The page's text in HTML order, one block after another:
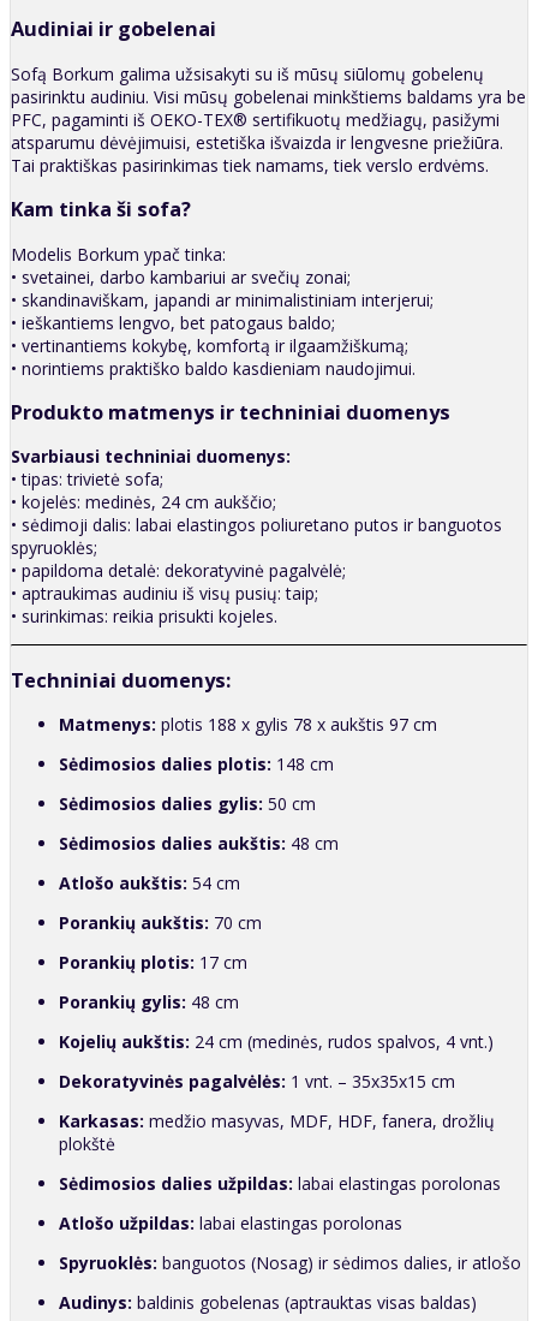
Audiniai ir gobelenai
Sofą Borkum galima užsisakyti su iš mūsų siūlomų gobelenų
pasirinktu audiniu. Visi mūsų gobelenai minkštiems baldams yra be
PFC, pagaminti iš OEKO-TEX® sertifikuotų medžiagų, pasižymi
atsparumu dėvėjimuisi, estetiška išvaizda ir lengvesne priežiūra.
Tai praktiškas pasirinkimas tiek namams, tiek verslo erdvėms.
Kam tinka ši sofa?
Modelis Borkum ypač tinka:
• svetainei, darbo kambariui ar svečių zonai;
• skandinaviškam, japandi ar minimalistiniam interjerui;
• ieškantiems lengvo, bet patogaus baldo;
• vertinantiems kokybę, komfortą ir ilgaamžiškumą;
• norintiems praktiško baldo kasdieniam naudojimui.
Produkto matmenys ir techniniai duomenys
Svarbiausi techniniai duomenys:
• tipas: trivietė sofa;
• kojelės: medinės, 24 cm aukščio;
• sėdimoji dalis: labai elastingos poliuretano putos ir banguotos
spyruoklės;
• papildoma detalė: dekoratyvinė pagalvėlė;
• aptraukimas audiniu iš visų pusių: taip;
• surinkimas: reikia prisukti kojeles.
Techniniai duomenys:
Matmenys: plotis 188 x gylis 78 x aukštis 97 cm
Sėdimosios dalies plotis: 148 cm
Sėdimosios dalies gylis: 50 cm
Sėdimosios dalies aukštis: 48 cm
Atlošo aukštis: 54 cm
Porankių aukštis: 70 cm
Porankių plotis: 17 cm
Porankių gylis: 48 cm
Kojelių aukštis: 24 cm (medinės, rudos spalvos, 4 vnt.)
Dekoratyvinės pagalvėlės: 1 vnt. – 35x35x15 cm
Karkasas: medžio masyvas, MDF, HDF, fanera, drožlių
plokštė
Sėdimosios dalies užpildas: labai elastingas porolonas
Atlošo užpildas: labai elastingas porolonas
Spyruoklės: banguotos (Nosag) ir sėdimos dalies, ir atlošo
Audinys: baldinis gobelenas (aptrauktas visas baldas)